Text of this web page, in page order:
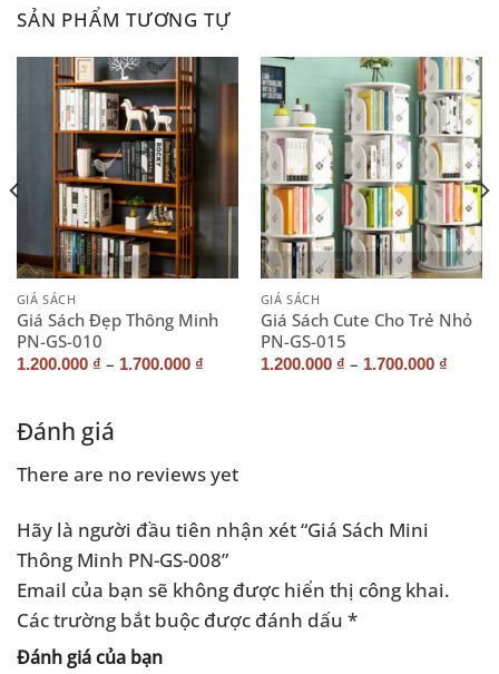
SẢN PHẨM TƯƠNG TỰ
GIÁ SÁCH
Giá Sách Đẹp Thông Minh
PN-GS-010
1.200.000 ₫ – 1.700.000 ₫
GIÁ SÁCH
Giá Sách Cute Cho Trẻ Nhỏ
PN-GS-015
1.200.000 ₫ – 1.700.000 ₫
Đánh giá
There are no reviews yet
Hãy là người đầu tiên nhận xét “Giá Sách Mini
Thông Minh PN-GS-008”
Email của bạn sẽ không được hiển thị công khai.
Các trường bắt buộc được đánh dấu *
Đánh giá của bạn